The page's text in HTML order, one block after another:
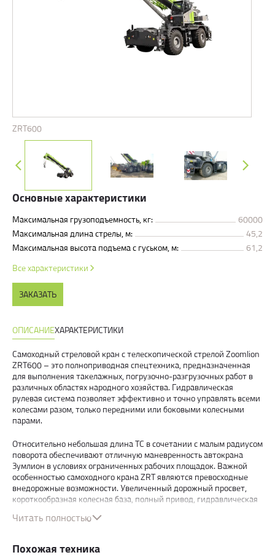
ZRT600
Основные характеристики
Максимальная грузоподъемность, кг:
60000
Максимальная длина стрелы, м:
45,2
Максимальная высота подъема с гуськом, м:
61,2
Все характеристики
ЗАКАЗАТЬ
ОПИСАНИЕХАРАКТЕРИСТИКИ
Самоходный стреловой кран с телескопической стрелой Zoomlion
ZRT600 – это полноприводная спецтехника, предназначенная
для выполнения такелажных, погрузочно-разгрузочных работ в
различных областях народного хозяйства. Гидравлическая
рулевая система позволяет эффективно и точно управлять всеми
колесами разом, только передними или боковыми колесными
парами.
Относительно небольшая длина ТС в сочетании с малым радиусом
поворота обеспечивают отличную маневренность автокрана
Зумлион в условиях ограниченных рабочих площадок. Важной
особенностью самоходного крана ZRT являются превосходные
внедорожные возможности. Увеличенный дорожный просвет,
короткообразная колесная база, полный привод, гидравлическая
самостоятельно передвигаться даже в условиях бездорожья.
Для захвата и переноса различных видов грузов самоходный кран
Читать полностью
Похожая техника